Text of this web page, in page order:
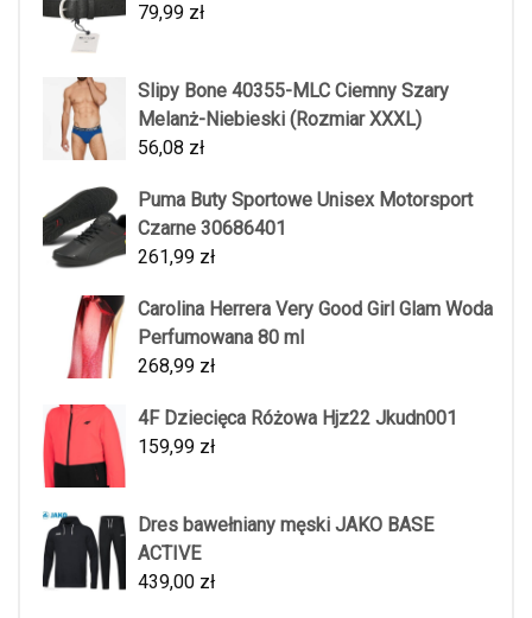
79,99 zł
Slipy Bone 40355-MLC Ciemny Szary
Melanż-Niebieski (Rozmiar XXXL)
56,08 zł
Puma Buty Sportowe Unisex Motorsport
Czarne 30686401
261,99 zł
Carolina Herrera Very Good Girl Glam Woda
Perfumowana 80 ml
268,99 zł
4F Dziecięca Różowa Hjz22 Jkudn001
159,99 zł
Dres bawełniany męski JAKO BASE
ACTIVE
439,00 zł